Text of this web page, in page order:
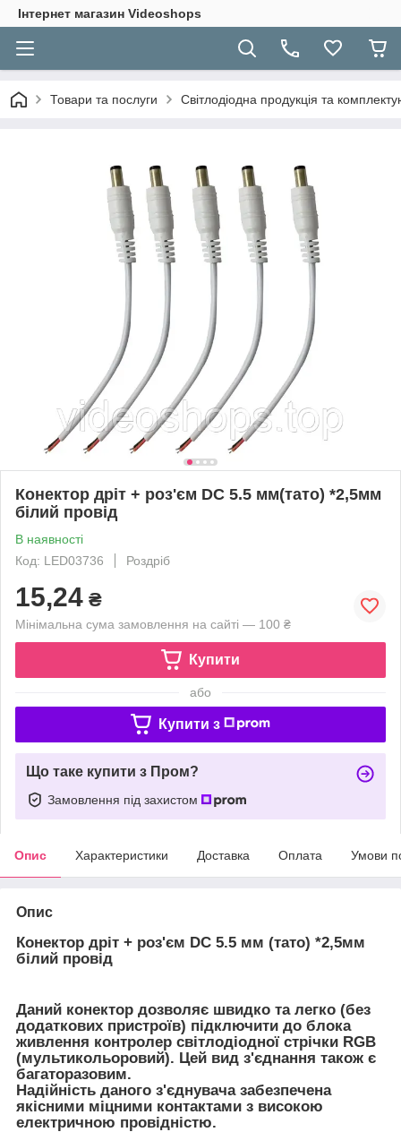
Інтернет магазин Videoshops
Товари та послуги Світлодіодна продукція та
Конектор дріт + роз'єм DC 5.5 мм(тато) *2,5мм
білий провід
В наявності
Код: LED03736
Роздріб
15,24 ₴
Мінімальна сума замовлення на сайті — 100 ₴
Купити
або
Купити з
Що таке купити з Пром?
Замовлення під захистом
Опис Характеристики Доставка Оплата Умови
Опис
Конектор дріт + роз'єм DC 5.5 мм (тато) *2,5мм
білий провід
Даний конектор дозволяє швидко та легко (без
додаткових пристроїв) підключити до блока
живлення контролер світлодіодної стрічки RGB
(мультикольоровий). Цей вид з'єднання також є
багаторазовим.
Надійність даного з'єднувача забезпечена
якісними міцними контактами з високою
електричною провідністю.